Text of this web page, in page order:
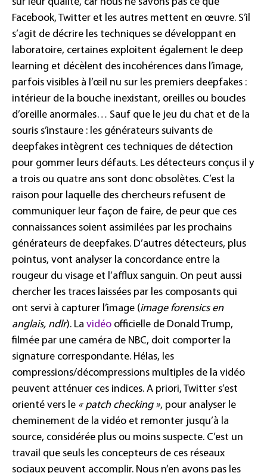
Facebook, Twitter et les autres mettent en œuvre. S’il
s’agit de décrire les techniques se développant en
laboratoire, certaines exploitent également le deep
learning et décèlent des incohérences dans l’image,
parfois visibles à l’œil nu sur les premiers deepfakes :
intérieur de la bouche inexistant, oreilles ou boucles
d’oreille anormales… Sauf que le jeu du chat et de la
souris s’instaure : les générateurs suivants de
deepfakes intègrent ces techniques de détection
pour gommer leurs défauts. Les détecteurs conçus il y
a trois ou quatre ans sont donc obsolètes. C’est la
raison pour laquelle des chercheurs refusent de
communiquer leur façon de faire, de peur que ces
connaissances soient assimilées par les prochains
générateurs de deepfakes. D’autres détecteurs, plus
pointus, vont analyser la concordance entre la
rougeur du visage et l’afflux sanguin. On peut aussi
chercher les traces laissées par les composants qui
ont servi à capturer l’image (image forensics en
anglais, ndlr). La vidéo officielle de Donald Trump,
filmée par une caméra de NBC, doit comporter la
signature correspondante. Hélas, les
compressions/décompressions multiples de la vidéo
peuvent atténuer ces indices. A priori, Twitter s’est
orienté vers le « patch checking », pour analyser le
cheminement de la vidéo et remonter jusqu’à la
source, considérée plus ou moins suspecte. C’est un
travail que seuls les concepteurs de ces réseaux
sociaux peuvent accomplir. Nous n’en avons pas les